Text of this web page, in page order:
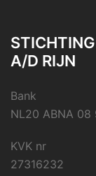
A/D RIJN
Bank
NL20 ABNA
KVK nr
27316232